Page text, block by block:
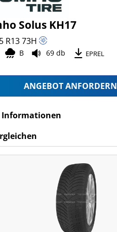
Solus KH17
R1373H
B 69 db EPREL
ANGEBOT ANFORDERN
Informationen